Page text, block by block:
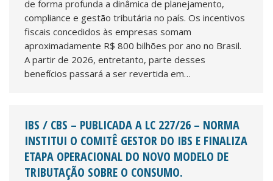
de forma profunda a dinâmica de planejamento,
compliance e gestão tributária no país. Os incentivos
fiscais concedidos às empresas somam
aproximadamente R$ 800 bilhões por ano no Brasil.
A partir de 2026, entretanto, parte desses
benefícios passará a ser revertida em…
IBS / CBS – PUBLICADA A LC 227/26 – NORMA
INSTITUI O COMITÊ GESTOR DO IBS E FINALIZA
ETAPA OPERACIONAL DO NOVO MODELO DE
TRIBUTAÇÃO SOBRE O CONSUMO.